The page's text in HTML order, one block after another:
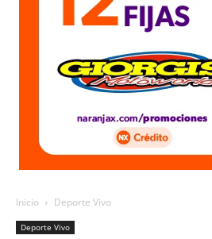
Inicio Deporte Vivo
Deporte Vivo